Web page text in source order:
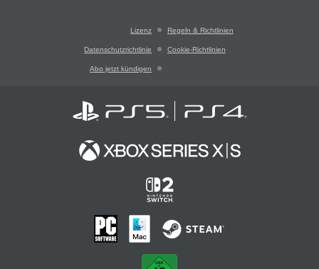
Lizenz Regeln & Richtlinien
Datenschutzrichtlinie Cookie-Richtlinien
Abo jetzt kündigen